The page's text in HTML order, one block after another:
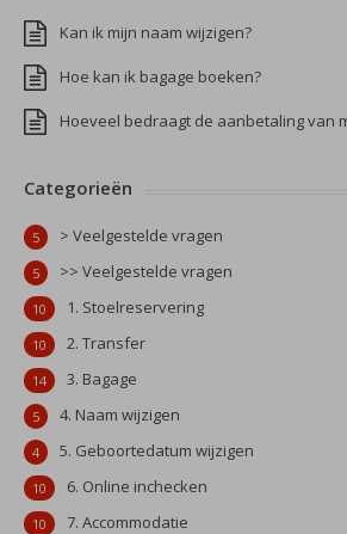
Kan ik mijn naam wijzigen?
Hoe kan ik bagage boeken?
Hoeveel bedraagt de aanbetaling van
Categorieën
> Veelgestelde vragen
5
>> Veelgestelde vragen
5
1. Stoelreservering
10
2. Transfer
10
3. Bagage
14
4. Naam wijzigen
5
5. Geboortedatum wijzigen
4
6. Online inchecken
10
7. Accommodatie
10